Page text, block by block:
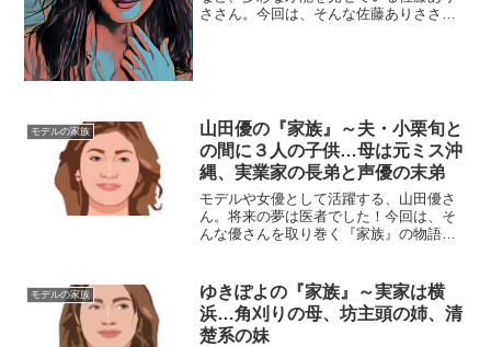
ささん。今回は、そんな佐藤ありささん
モデルの家族
山田優の『家族』～夫・小栗旬と
の間に３人の子供…母は元ミス沖
縄、実業家の長弟と声優の末弟
モデルや女優として活躍する、山田優さ
ん。将来の夢は医者でした！今回は、そ
んな優さんを取り巻く『家族』の物語で
身 長：169cm血液型 ：O型出身
地 ：沖縄県国頭...
モデルの家族
ゆきぽよの『家族』～実家は横
浜…角刈りの母、坊主頭の姉、清
楚系の妹